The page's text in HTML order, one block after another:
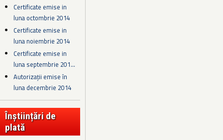
Certificate emise in
luna octombrie 2014
Certificate emise in
luna noiembrie 2014
Certificate emise in
luna septembrie 201...
Autorizații emise în
luna decembrie 2014
Înștiințări de
plată